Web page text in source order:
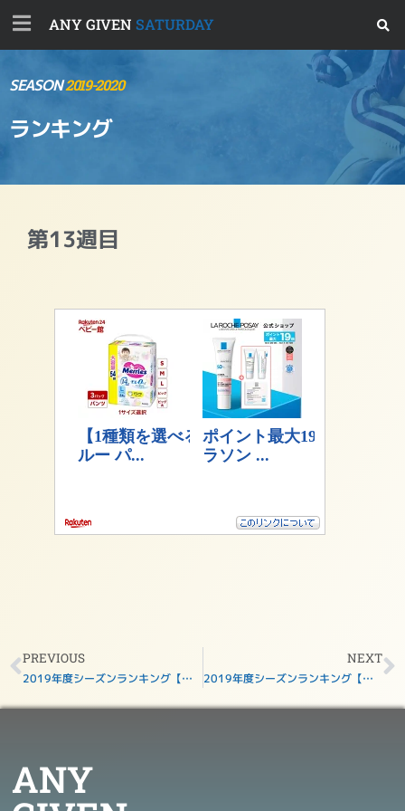
ANY GIVEN SATURDAY
SEASON2019-2020
ランキング
第13週目
PREVIOUS
2019年度シーズンランキング【第12週目】
NEXT
2019年度シーズンランキング【第1週目】
ANY